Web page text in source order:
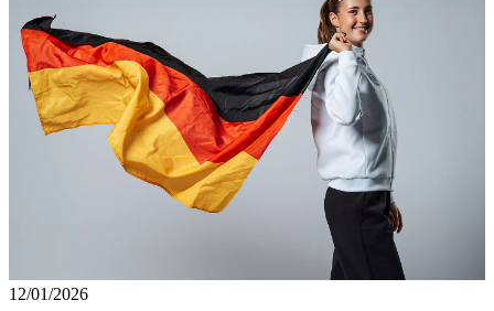
Wir verwenden Cookies, um Inhalte und Anzeigen zu
personalisieren, Funktionen für soziale Medien anbieten
zu können und die Zugriffe auf unsere Website zu
analysieren. Außerdem geben wir Informationen zu Ihrer
Verwendung unserer Website an unsere Partner für
soziale Medien, Werbung und Analysen weiter. Unsere
Partner führen diese Informationen möglicherweise mit
weiteren Daten zusammen, die Sie ihnen bereitgestellt
haben oder die sie im Rahmen Ihrer Nutzung der Dienste
gesammelt haben. Die
12/01/2026